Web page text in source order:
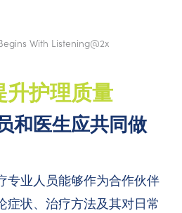
升护理质量
和医生应共同做
专业人员能够作为合作伙伴
症状、治疗方法及其对日常